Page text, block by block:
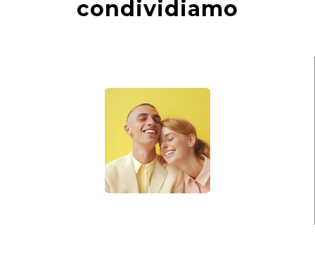
condividiamo